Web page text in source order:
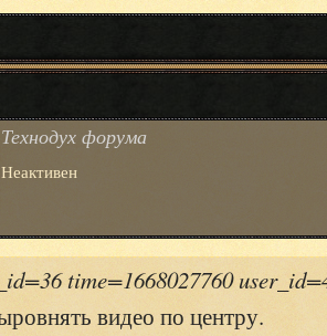
Технодух форума
Неактивен
time=1668027760
видео по центру.